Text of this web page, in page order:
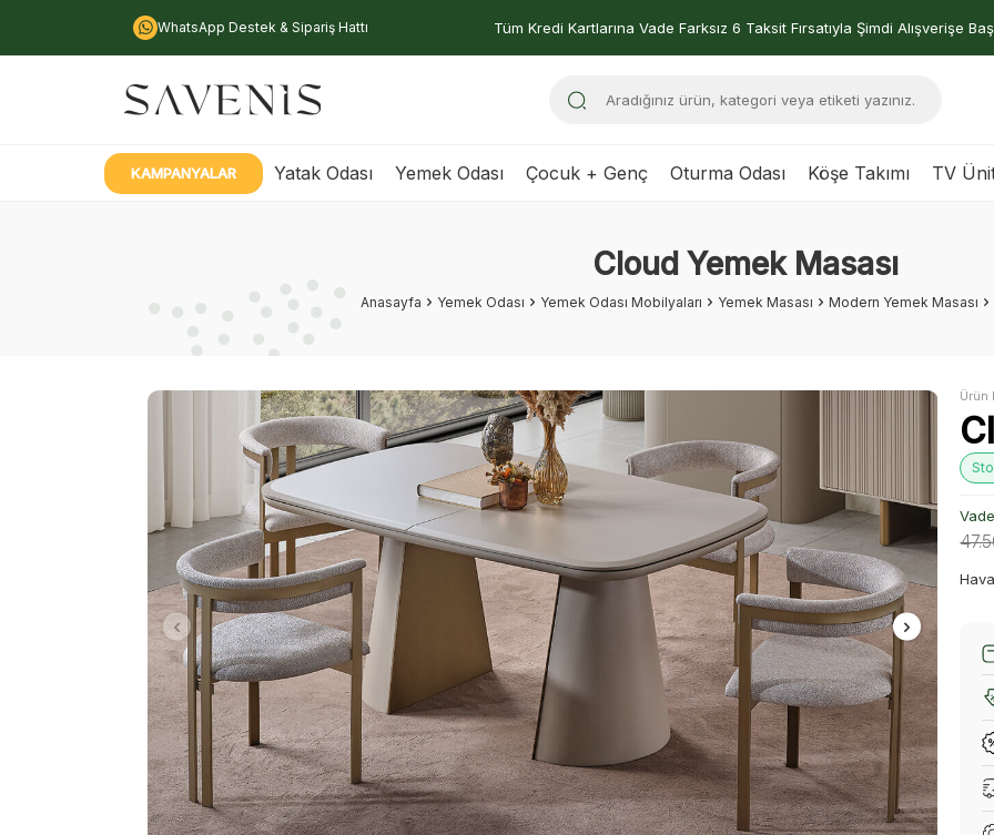
WhatsApp Destek & Sipariş Hattı Tüm Kredi Kartlarına Vade Farksız 6 Taksit Fırsatıyla Şimdi Alışverişe
KAMPANYALAR Yatak Odası Yemek Odası Çocuk + Genç Oturma Odası Köşe Takımı TV
Cloud Yemek Masası
Anasayfa Yemek Odası Yemek Odası Mobilyaları Yemek Masası Modern Yemek Masası
Ürün